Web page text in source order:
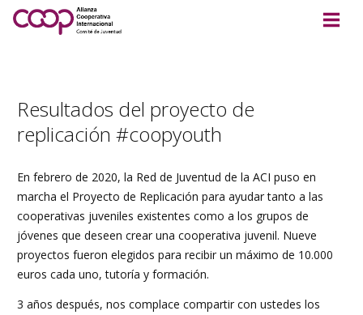
Resultados del proyecto de
replicación #coopyouth
En febrero de 2020, la Red de Juventud de la ACI puso en
marcha el Proyecto de Replicación para ayudar tanto a las
cooperativas juveniles existentes como a los grupos de
jóvenes que deseen crear una cooperativa juvenil. Nueve
proyectos fueron elegidos para recibir un máximo de 10.000
euros cada uno, tutoría y formación.
3 años después, nos complace compartir con ustedes los